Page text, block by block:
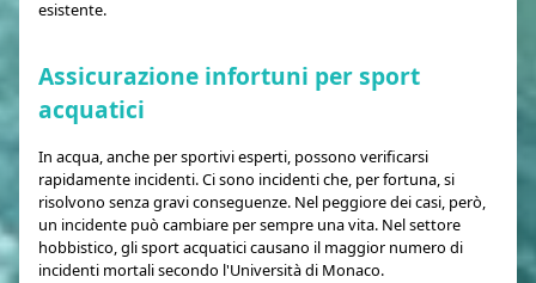
esistente.
Assicurazione infortuni per sport
acquatici
In acqua, anche per sportivi esperti, possono verificarsi
rapidamente incidenti. Ci sono incidenti che, per fortuna, si
risolvono senza gravi conseguenze. Nel peggiore dei casi, però,
un incidente può cambiare per sempre una vita. Nel settore
hobbistico, gli sport acquatici causano il maggior numero di
incidenti mortali secondo l'Università di Monaco.